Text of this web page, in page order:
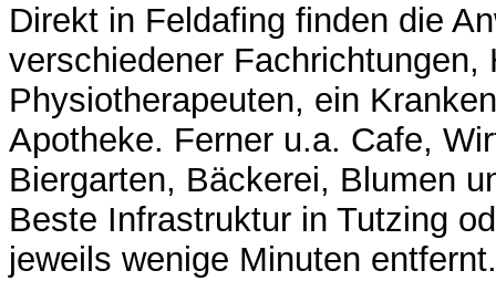
Direkt in Feldafing finden die
verschiedener Fachrichtungen,
Physiotherapeuten, ein
Apotheke. Ferner u.a. Cafe,
Biergarten, Bäckerei, Blumen
Beste Infrastruktur in Tutzing
jeweils wenige Minuten entfernt.